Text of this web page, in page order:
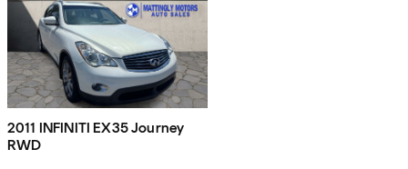
2011 INFINITI EX35 Journey
RWD